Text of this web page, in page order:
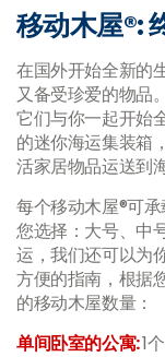
移动木屋®:
在国外开始全新的
又备受珍爱的物品
它们与你一起开始
的迷你海运集装箱
活家居物品运送到
每个移动木屋®可
您选择：大号、中
运，我们还可以为
方便的指南，根据
的移动木屋数量：
单间卧室的公寓:1